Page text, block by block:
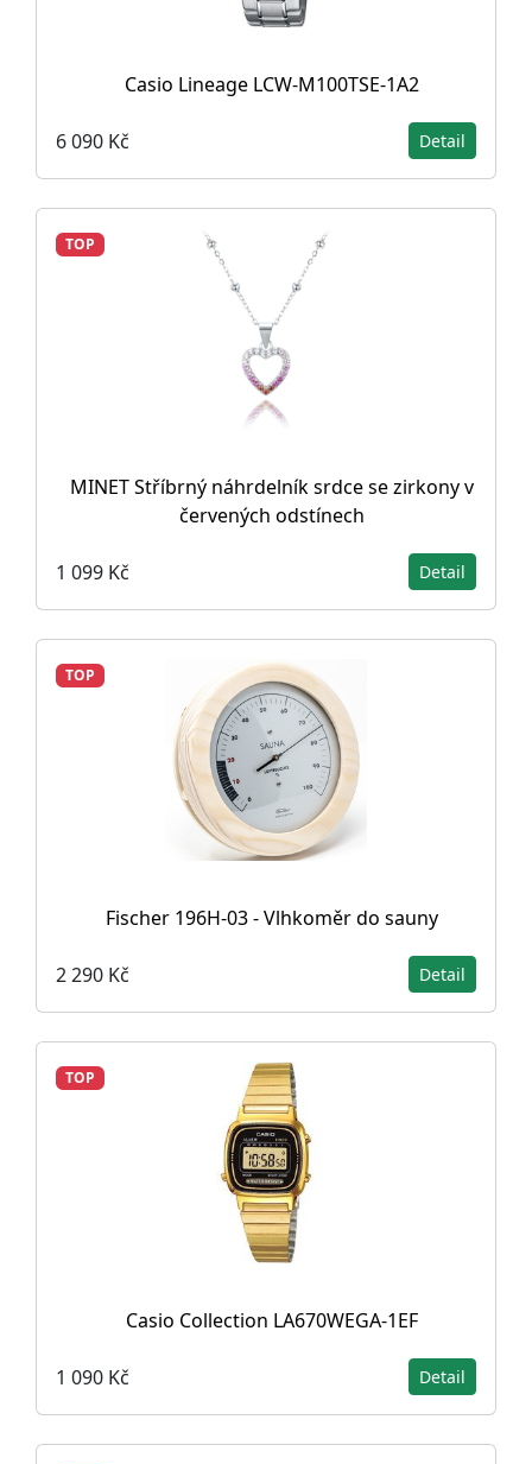
Casio Lineage LCW-M100TSE-1A2
6 090 Kč Detail
TOP
MINET Stříbrný náhrdelník srdce se zirkony v
červených odstínech
1 099 Kč Detail
TOP
Fischer 196H-03 - Vlhkoměr do sauny
2 290 Kč Detail
TOP
Casio Collection LA670WEGA-1EF
1 090 Kč Detail